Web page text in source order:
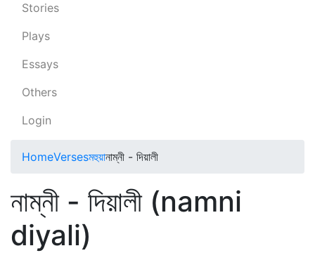
Stories
Plays
Essays
Others
Login
HomeVersesমহুয়ানাম্নী - দিয়ালী
নাম্নী - দিয়ালী (namni
diyali)